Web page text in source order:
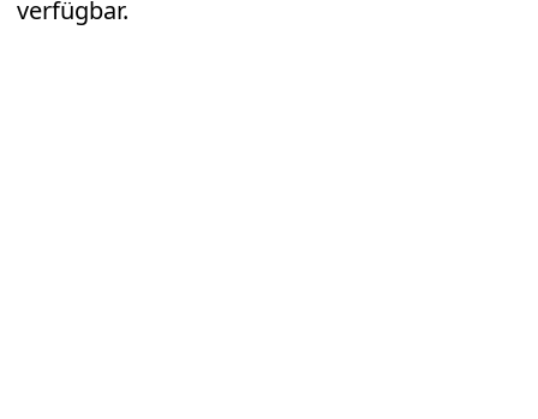
verfügbar.